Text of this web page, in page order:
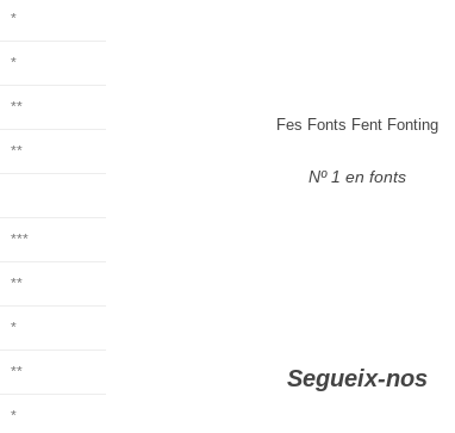
*
*
**
**
***
**
*
**
*
Fes Fonts Fent Fonting
Nº 1 en fonts
Segueix-nos